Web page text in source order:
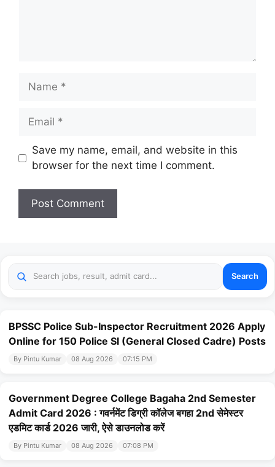
Name
Email
Website
Save my name, email, and website in this
browser for the next time I comment.
Search
BPSSC Police Sub-Inspector Recruitment 2026 Apply
Online for 150 Police SI (General Closed Cadre) Posts
By Pintu Kumar 08 Aug 2026 07:15 PM
Government Degree College Bagaha 2nd Semester
Admit Card 2026 : गवर्नमेंट डिग्री कॉलेज बगहा 2nd सेमेस्टर
एडमिट कार्ड 2026 जारी, ऐसे डाउनलोड करें
By Pintu Kumar 08 Aug 2026 07:08 PM